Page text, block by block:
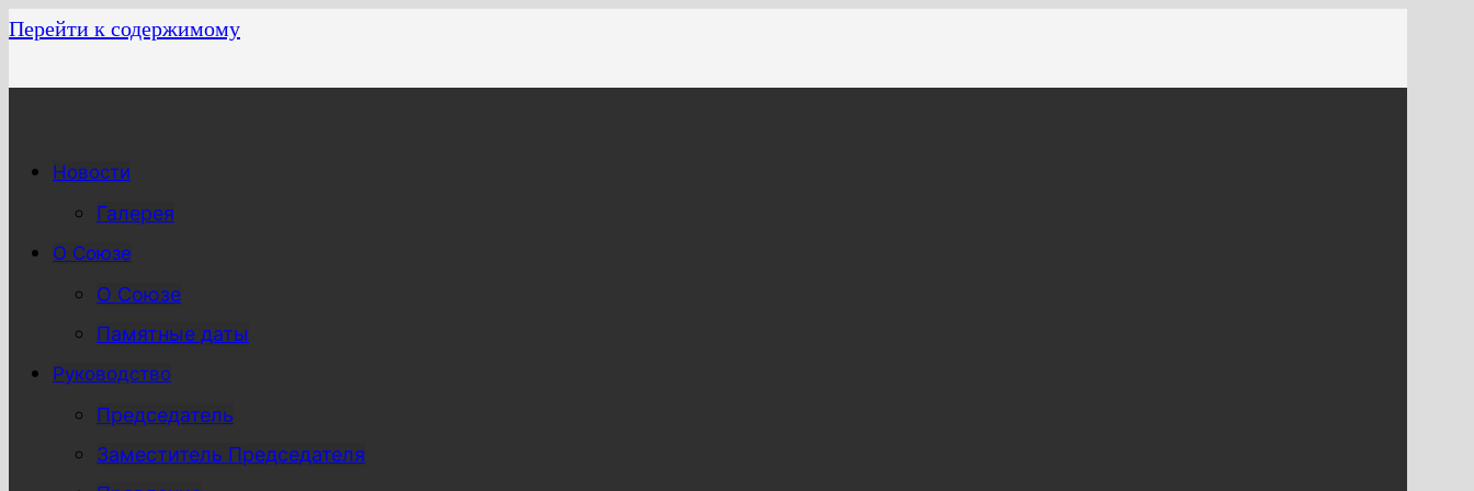
Перейти к содержимому
Новости
Галерея
О Союзе
О Союзе
Памятные даты
Руководство
Председатель
Заместитель Председателя